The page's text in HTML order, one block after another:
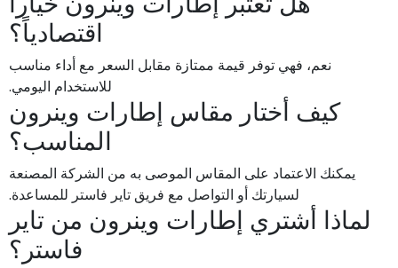
اقتصادياً؟
نعم، فهي توفر قيمة ممتازة مقابل السعر مع أداء مناسب
للاستخدام اليومي.
كيف أختار مقاس إطارات وينرون
المناسب؟
يمكنك الاعتماد على المقاس الموصى به من الشركة المصنعة
لسيارتك أو التواصل مع فريق تاير فاستر للمساعدة.
لماذا أشتري إطارات وينرون من تاير
فاستر؟